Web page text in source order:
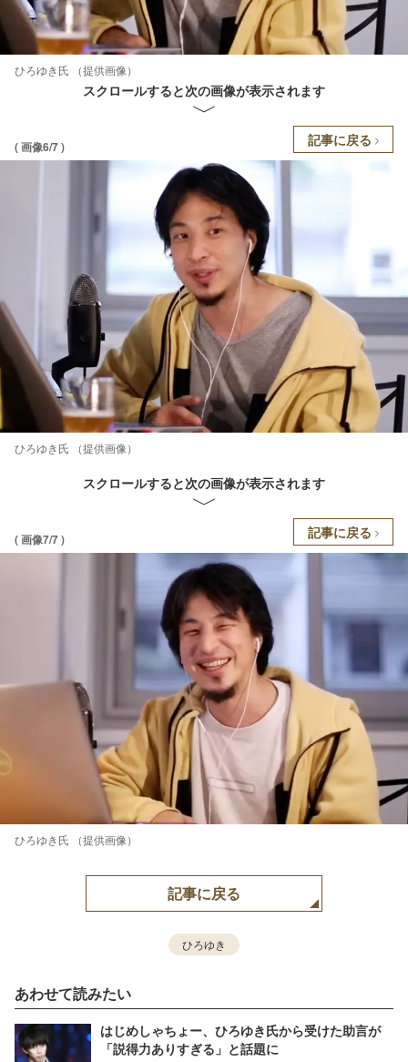
ひろゆき氏 （提供画像）
スクロールすると次の画像が表示されます
( 画像6/7 ) 記事に戻る
ひろゆき氏 （提供画像）
スクロールすると次の画像が表示されます
( 画像7/7 ) 記事に戻る
ひろゆき氏 （提供画像）
記事に戻る
ひろゆき
あわせて読みたい
はじめしゃちょー、ひろゆき氏から受けた助言が
「説得力ありすぎる」と話題に